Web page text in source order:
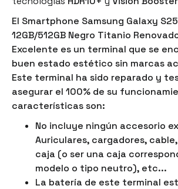
El Smartphone Samsung Galaxy
12GB/512GB Negro Titanio
Excelente es un terminal que se
buen estado estético sin marcas
Este terminal ha sido reparado y
asegurar el 100% de su
características son:
No incluye ningún accesorio
Auriculares, cargadores,
caja (o ser una caja
modelo o tipo neutro), etc...
La batería de este terminal